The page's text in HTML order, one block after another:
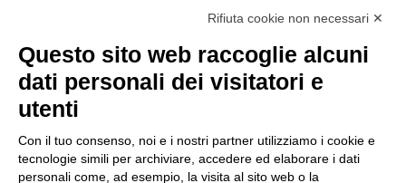
Personale scolastico
Famiglie e studenti
Percorsi di studio
Offerta formativa
I progetti delle classi
Rifiuta cookie non necessari ✕
Questo sito web raccoglie alcuni
dati personali dei visitatori e
utenti
Con il tuo consenso, noi e i nostri partner utilizziamo i cookie e
tecnologie simili per archiviare, accedere ed elaborare i dati
personali come, ad esempio, la visita al sito web o la